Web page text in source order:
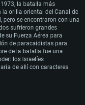
o superior y controladores:
con Metal.
propietarios (no más
últimos controladores
1973, la batalla más
la orilla oriental del Canal de
pero se encontraron con una
sufrieron grandes
su Fuerza Aérea para
de paracaidistas para
de la batalla fue una
los Israelíes
de allí con caracteres